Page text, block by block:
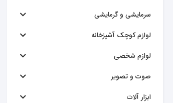
سرمایشی و گرمایشی
لوازم کوچک آشپزخانه
لوازم شخصی
صوت و تصویر
ابزار آلات